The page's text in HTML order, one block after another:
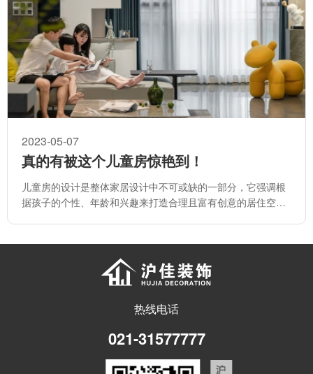
2023-05-07
真的有被这个儿童房惊艳到！
儿童房的设计是整体家居设计中不可或缺的一部分，它强调根
据孩子的个性、年龄和兴趣来打造合理且富有创意的居住空
热线电话
021-31577777